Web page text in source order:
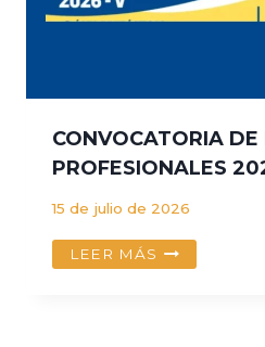
CONVOCATORIA DE
PROFESIONALES
15 de julio de 2026
LEER MÁS